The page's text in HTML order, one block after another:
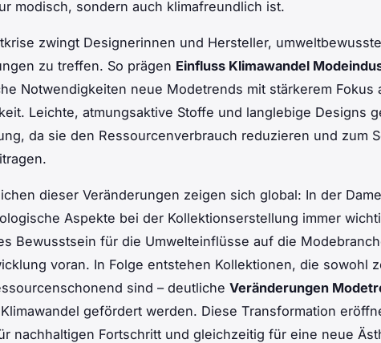
modisch, sondern auch klimafreundlich ist.
zwingt Designerinnen und Hersteller, umweltbewusste
zu treffen. So prägen Einfluss Klimawandel
Notwendigkeiten neue Modetrends mit stärkerem Fokus
Leichte, atmungsaktive Stoffe und langlebige Designs
da sie den Ressourcenverbrauch reduzieren und zum
dieser Veränderungen zeigen sich global: In der
Aspekte bei der Kollektionserstellung immer
Bewusstsein für die Umwelteinflüsse auf die
voran. In Folge entstehen Kollektionen, die sowohl
sind – deutliche Veränderungen
gefördert werden. Diese Transformation
nachhaltigen Fortschritt und gleichzeitig für eine neue